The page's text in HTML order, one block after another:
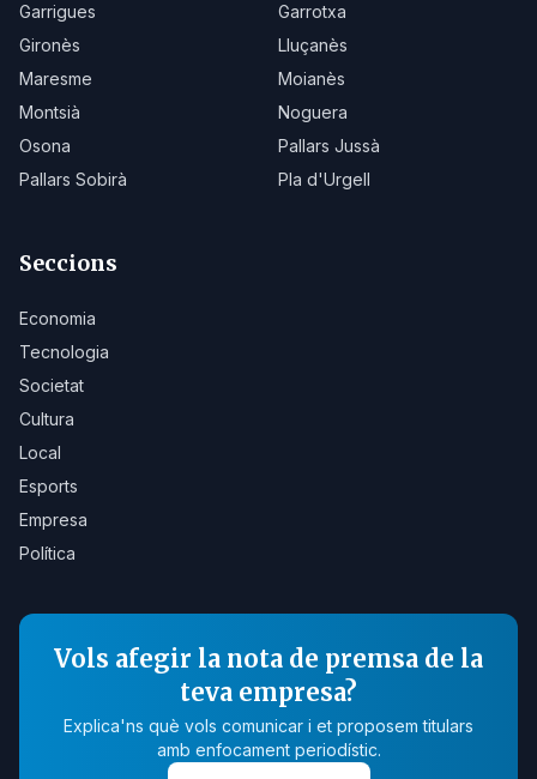
Garrigues
Garrotxa
Gironès
Lluçanès
Maresme
Moianès
Montsià
Noguera
Osona
Pallars Jussà
Pallars Sobirà
Pla d'Urgell
Seccions
Economia
Tecnologia
Societat
Cultura
Local
Esports
Empresa
Política
Vols afegir la nota de premsa de la
teva empresa?
Explica'ns què vols comunicar i et proposem titulars
amb enfocament periodístic.